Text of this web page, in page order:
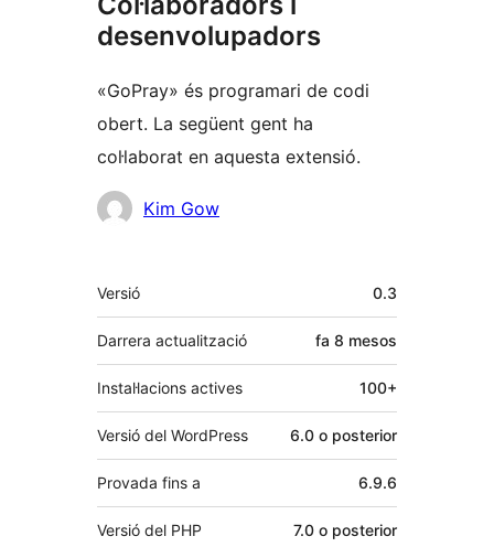
desenvolupadors
«GoPray» és programari de codi
obert. La següent gent ha
col·laborat en aquesta extensió.
Col·laboradors
Kim Gow
Meta
Versió 0.3
Darrera actualització fa 8 mesos
Instal·lacions actives 100+
Versió del WordPress 6.0 o posterior
Provada fins a 6.9.6
Versió del PHP 7.0 o posterior